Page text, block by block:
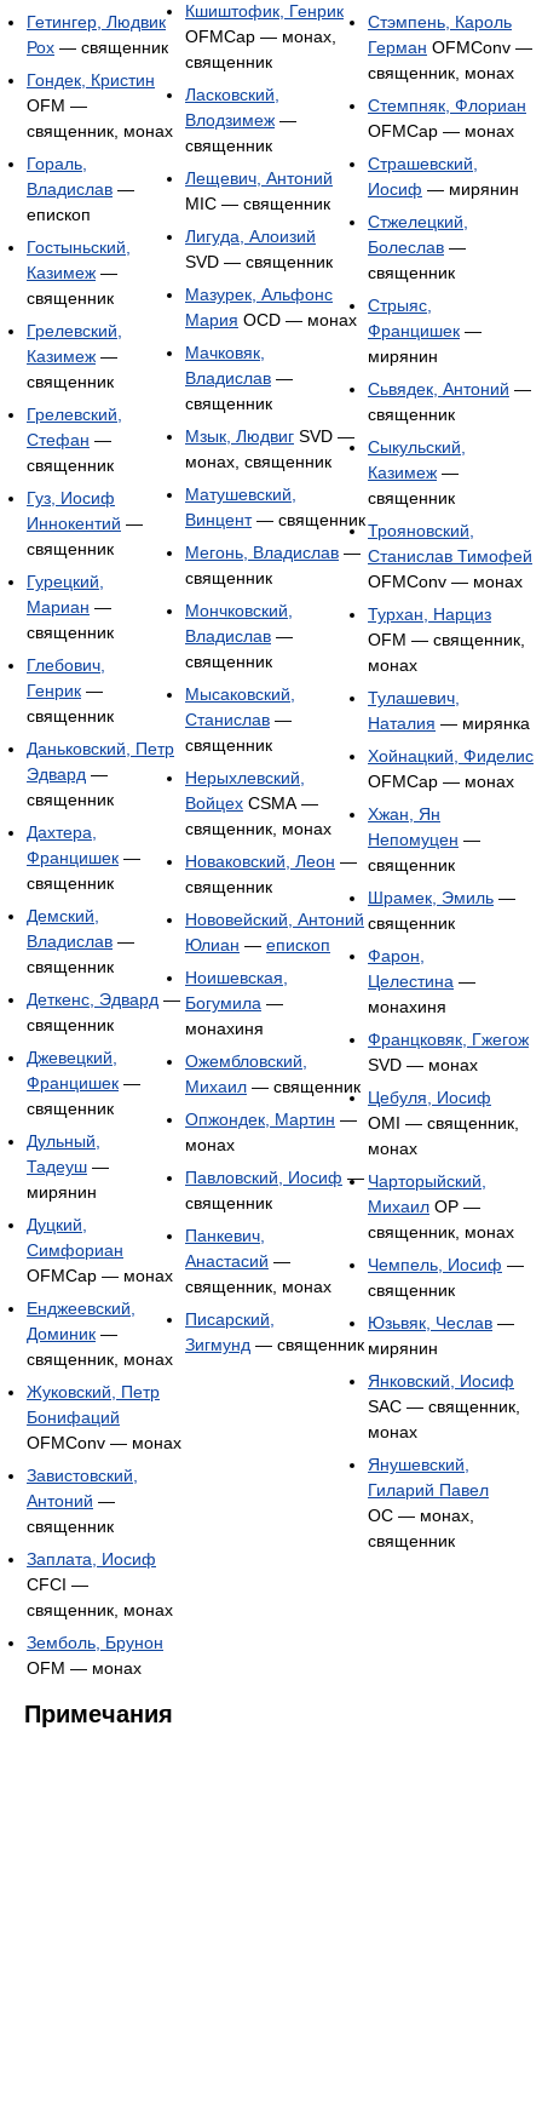
Гетингер, Людвик
Рох — священник
Гондек, Кристин
OFM —
священник, монах
Гораль,
Владислав —
епископ
Гостыньский,
Казимеж —
священник
Грелевский,
Казимеж —
священник
Грелевский,
Стефан —
священник
Гуз, Иосиф
Иннокентий —
священник
Гурецкий,
Мариан —
священник
Глебович,
Генрик —
священник
Даньковский, Петр
Эдвард —
священник
Дахтера,
Францишек —
священник
Демский,
Владислав —
священник
Деткенс, Эдвард —
священник
Джевецкий,
Францишек —
священник
Дульный,
Тадеуш —
мирянин
Дуцкий,
Симфориан
OFMCap — монах
Енджеевский,
Доминик —
священник, монах
Жуковский, Петр
Бонифаций
OFMConv — монах
Завистовский,
Антоний —
священник
Заплата, Иосиф
CFCI —
священник, монах
Земболь, Брунон
OFM — монах
Кшиштофик, Генрик
OFMCap — монах,
священник
Ласковский,
Влодзимеж —
священник
Лещевич, Антоний
MIC — священник
Лигуда, Алоизий
SVD — священник
Мазурек, Альфонс
Мария OCD — монах
Мачковяк,
Владислав —
священник
Мзык, Людвиг SVD —
монах, священник
Матушевский,
Винцент— священник
Мегонь, Владислав —
священник
Мончковский,
Владислав —
священник
Мысаковский,
Станислав —
священник
Нерыхлевский,
Войцех CSMA —
священник, монах
Новаковский, Леон —
священник
Нововейский, Антоний
Юлиан — епископ
Ноишевская,
Богумила —
монахиня
Ожембловский,
Михаил — священник
Опжондек, Мартин —
монах
Павловский, Иосиф —
священник
Панкевич,
Анастасий —
священник, монах
Писарский,
Зигмунд — священник
Стэмпень, Кароль
Герман OFMConv —
священник, монах
Стемпняк, Флориан
OFMCap — монах
Страшевский,
Иосиф — мирянин
Стжелецкий,
Болеслав —
священник
Стрыяс,
Францишек —
мирянин
Сьвядек, Антоний —
священник
Сыкульский,
Казимеж —
священник
Трояновский,
Станислав Тимофей
OFMConv — монах
Турхан, Нарциз
OFM — священник,
монах
Тулашевич,
Наталия — мирянка
Хойнацкий, Фиделис
OFMCap — монах
Хжан, Ян
Непомуцен —
священник
Шрамек, Эмиль —
священник
Фарон,
Целестина —
монахиня
Францковяк, Гжегож
SVD — монах
Цебуля, Иосиф
OMI — священник,
монах
Чарторыйский,
Михаил OP —
священник, монах
Чемпель, Иосиф —
священник
Юзьвяк, Чеслав —
мирянин
Янковский, Иосиф
SAC — священник,
монах
Янушевский,
Гиларий Павел
OC — монах,
священник
Примечания